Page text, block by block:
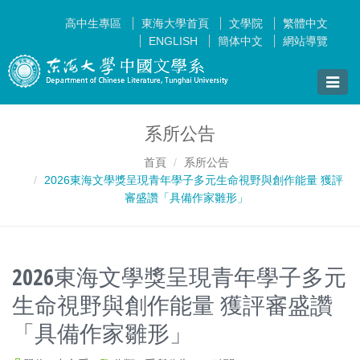
高中生專區 東海大學首頁 文學院
繁體中文
ENGLISH
簡体中文 網站導覽
Toggle
系所公告
首頁
系所公告
2026東海文學獎呈現青年學子多元生命視野與創作能量 獲評
審盛讚「具備作家雛形」
2026東海文學獎呈現青年學子多元
生命視野與創作能量 獲評審盛讚
「具備作家雛形」